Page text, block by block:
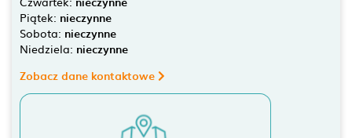
Piątek: nieczynne
Sobota: nieczynne
Niedziela: nieczynne
Zobacz dane kontaktowe